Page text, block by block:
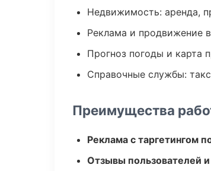
Недвижимость: аренда,
Реклама и продвижение
Прогноз погоды и карта
Справочные службы:
Преимущества
Реклама с таргетингом
Отзывы пользователей и